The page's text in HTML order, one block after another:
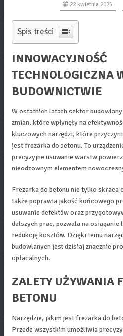
22 kwietnia 2025
Spis treści
INNOWACYJNOŚĆ
TECHNOLOGICZNA
BUDOWNICTWIE
W ostatnich latach sektor
zmian, które wpłynęły na
kluczowych narzędzi, które
jest frezarka do betonu. To
precyzyjne usuwanie warstw
nieodzownym elementem
Frezarka do betonu nie tylko skraca
także poprawia jakość końcowego
usuwanie defektów oraz
dalszych prac, pozwala na osiąganie
redukcję kosztów. Dzięki temu
budowlanych jest dzisiaj znacznie
opłacalnych.
ZALETY UŻYWANIA
BETONU
Narzędzie, jakim jest frezarka do
Przede wszystkim umożliwia